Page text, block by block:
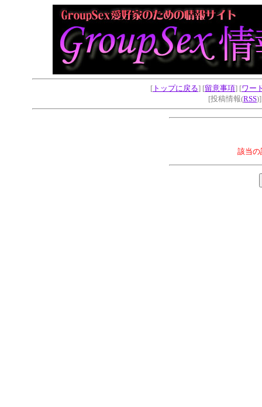
[ トップに戻る] [留意事項] [ワー
[投稿情報(RSS
該当の